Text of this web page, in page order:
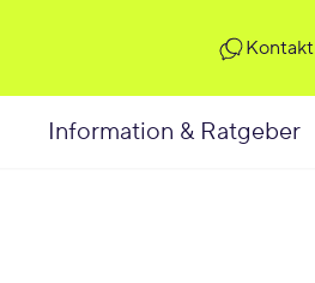
Information & Ratgeber
Kontakt